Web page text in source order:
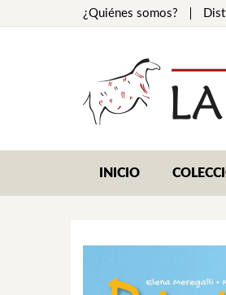
¿Quiénes somos?
INICIO